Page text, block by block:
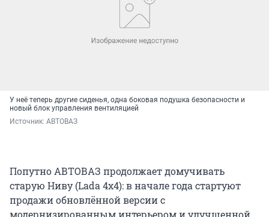
У неё теперь другие сиденья, одна боковая подушка безопасности и
новый блок управления вентиляцией
Источник: АВТОВАЗ
Попутно АВТОВАЗ продолжает домучивать
старую Ниву (Lada 4x4): в начале года стартуют
продажи обновлённой версии с
модернизированным интерьером и улучшенной